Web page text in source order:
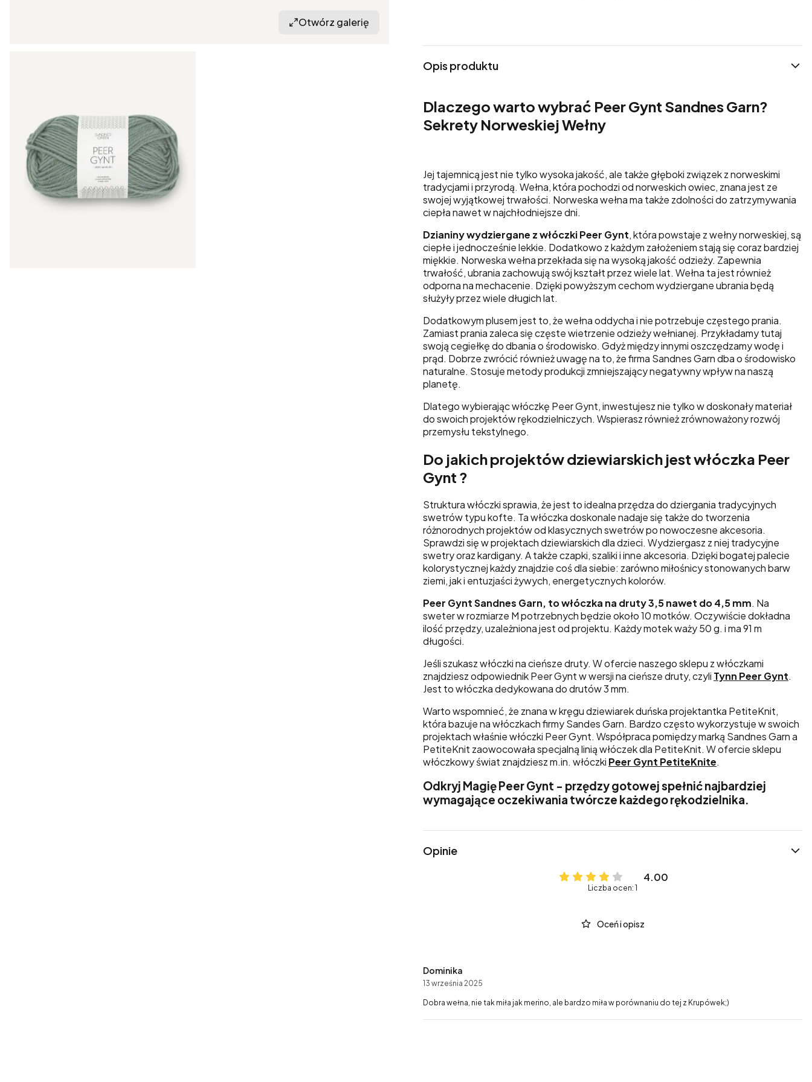
Otwórz galerię
Opis produktu
Dlaczego warto wybrać Peer Gynt Sandnes Garn?
Sekrety Norweskiej Wełny
Jej tajemnicą jest nie tylko wysoka jakość, ale także głęboki związek z norweskimi
tradycjami i przyrodą. Wełna, która pochodzi od norweskich owiec, znana jest ze
swojej wyjątkowej trwałości. Norweska wełna ma także zdolności do zatrzymywania
ciepła nawet w najchłodniejsze dni.
Dzianiny wydziergane z włóczki Peer Gynt, która powstaje z wełny norweskiej, są
ciepłe i jednocześnie lekkie. Dodatkowo z każdym założeniem stają się coraz bardziej
miękkie. Norweska wełna przekłada się na wysoką jakość odzieży. Zapewnia
trwałość, ubrania zachowują swój kształt przez wiele lat. Wełna ta jest również
odporna na mechacenie. Dzięki powyższym cechom wydziergane ubrania będą
służyły przez wiele długich lat.
Dodatkowym plusem jest to, że wełna oddycha i nie potrzebuje częstego prania.
Zamiast prania zaleca się częste wietrzenie odzieży wełnianej. Przykładamy tutaj
swoją cegiełkę do dbania o środowisko. Gdyż między innymi oszczędzamy wodę i
prąd. Dobrze zwrócić również uwagę na to, że firma Sandnes Garn dba o środowisko
naturalne. Stosuje metody produkcji zmniejszający negatywny wpływ na naszą
planetę.
Dlatego wybierając włóczkę Peer Gynt, inwestujesz nie tylko w doskonały materiał
do swoich projektów rękodzielniczych. Wspierasz również zrównoważony rozwój
przemysłu tekstylnego.
Do jakich projektów dziewiarskich jest włóczka Peer
Gynt ?
Struktura włóczki sprawia, że jest to idealna przędza do dziergania tradycyjnych
swetrów typu kofte. Ta włóczka doskonale nadaje się także do tworzenia
różnorodnych projektów od klasycznych swetrów po nowoczesne akcesoria.
Sprawdzi się w projektach dziewiarskich dla dzieci. Wydziergasz z niej tradycyjne
swetry oraz kardigany. A także czapki, szaliki i inne akcesoria. Dzięki bogatej palecie
kolorystycznej każdy znajdzie coś dla siebie: zarówno miłośnicy stonowanych barw
ziemi, jak i entuzjaści żywych, energetycznych kolorów.
Peer Gynt Sandnes Garn, to włóczka na druty 3,5 nawet do 4,5 mm. Na
sweter w rozmiarze M potrzebnych będzie około 10 motków. Oczywiście dokładna
ilość przędzy, uzależniona jest od projektu. Każdy motek waży 50 g. i ma 91 m
długości.
Jeśli szukasz włóczki na cieńsze druty. W ofercie naszego sklepu z włóczkami
znajdziesz odpowiednik Peer Gynt w wersji na cieńsze druty, czyli Tynn Peer Gynt.
Jest to włóczka dedykowana do drutów 3 mm.
Warto wspomnieć, że znana w kręgu dziewiarek duńska projektantka PetiteKnit,
która bazuje na włóczkach firmy Sandes Garn. Bardzo często wykorzystuje w swoich
projektach właśnie włóczki Peer Gynt. Współpraca pomiędzy marką Sandnes Garn a
PetiteKnit zaowocowała specjalną linią włóczek dla PetiteKnit. W ofercie sklepu
włóczkowy świat znajdziesz m.in. włóczki Peer Gynt PetiteKnite.
Odkryj Magię Peer Gynt - przędzy gotowej spełnić najbardziej
wymagające oczekiwania twórcze każdego rękodzielnika.
Opinie
4.00
Liczba ocen: 1
Oceń i opisz
Dominika
13 września 2025
Dobra wełna, nie tak miła jak merino, ale bardzo miła w porównaniu do tej z Krupówek;)